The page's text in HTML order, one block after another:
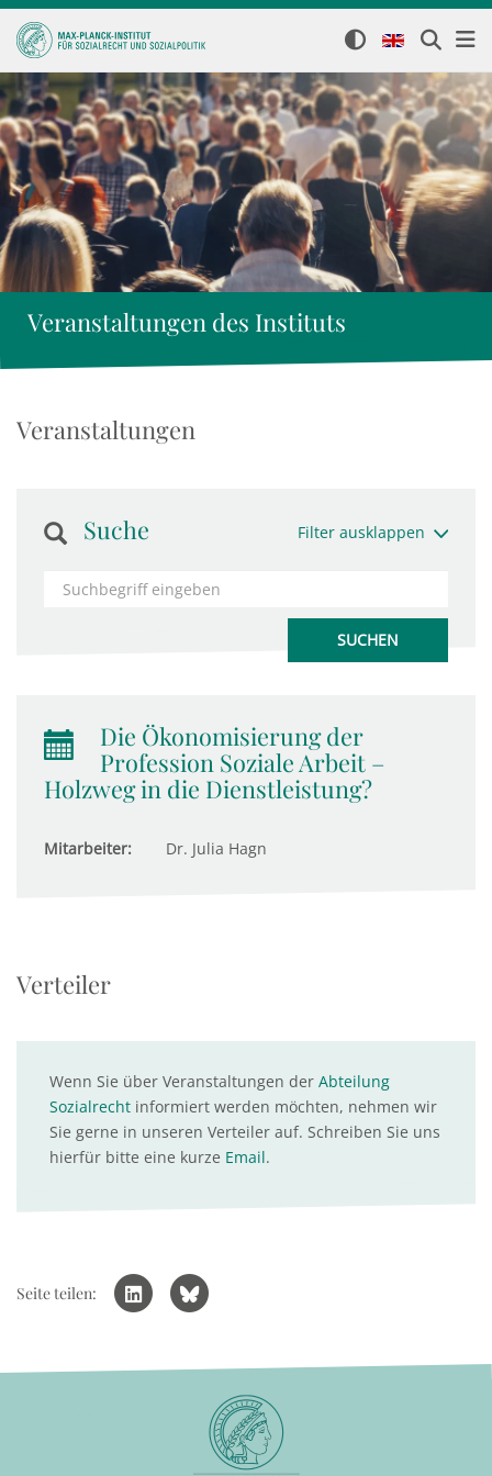
Veranstaltungen des Instituts
Veranstaltungen
Suche Filter ausklappen
Die Ökonomisierung der
Profession Soziale Arbeit –
Holzweg in die Dienstleistung?
Mitarbeiter: Dr. Julia Hagn
Verteiler
Wenn Sie über Veranstaltungen der Abteilung
Sozialrecht informiert werden möchten, nehmen wir
Sie gerne in unseren Verteiler auf. Schreiben Sie uns
hierfür bitte eine kurze Email.
Seite teilen: